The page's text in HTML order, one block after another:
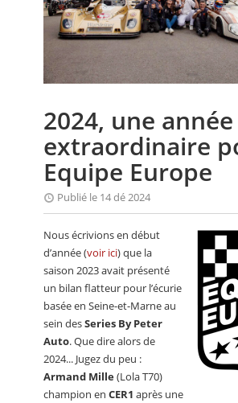
CALENDRIER
ANNUAIRES
PETITES ANNONCES
2024, une année
extraordinaire
Equipe Europe
Publié le 14 dé 2024
Nous écrivions en début
d’année (voir ici) que la
saison 2023 avait présenté
un bilan flatteur pour l’écurie
basée en Seine-et-Marne au
sein desSeries By Peter
Auto. Que dire alors de
2024... Jugez du peu :
Armand Mille(Lola T70)
champion en CER1 après une